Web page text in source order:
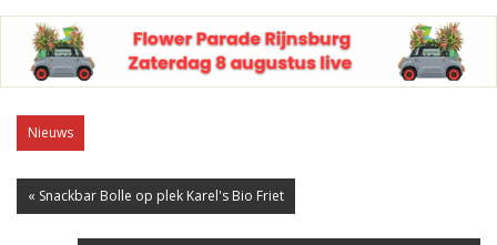
Nieuws
« Snackbar Bolle op plek Karel's Bio Friet